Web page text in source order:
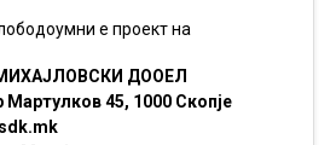
е проект на
ДООЕЛ
45, 1000 Скопје